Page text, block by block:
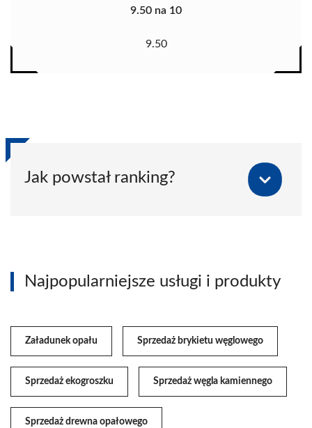
9.50 na 10
9.50
Jak powstał ranking?
Najpopularniejsze usługi i produkty
Załadunek opału Sprzedaż brykietu węglowego
Sprzedaż ekogroszku Sprzedaż węgla kamiennego
Sprzedaż drewna opałowego